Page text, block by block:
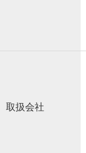
取扱会社